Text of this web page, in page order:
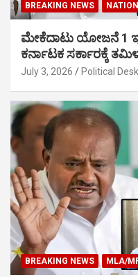
BREAKING NEWS
ಮೇಕೆದಾಟು ಯೋಜನೆ 1
ಕರ್ನಾಟಕ ಸರ್ಕಾರಕ್ಕೆ
July 3, 2026 Political Desk
BREAKING NEWS MLA/